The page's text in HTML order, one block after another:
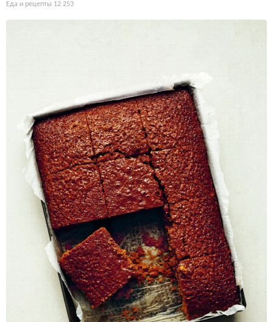
Еда и рецепты 12 253